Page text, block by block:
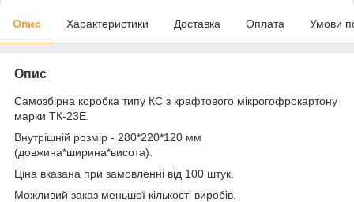
Опис Характеристики Доставка Оплата Умови
Опис
Самозбірна коробка типу КС з крафтового мікрогофрокартону
марки ТК-23Е.
Внутрішній розмір - 280*220*120 мм
(довжина*ширина*висота).
Ціна вказана при замовленні від 100 штук.
Можливий заказ меньшої кількості виробів.